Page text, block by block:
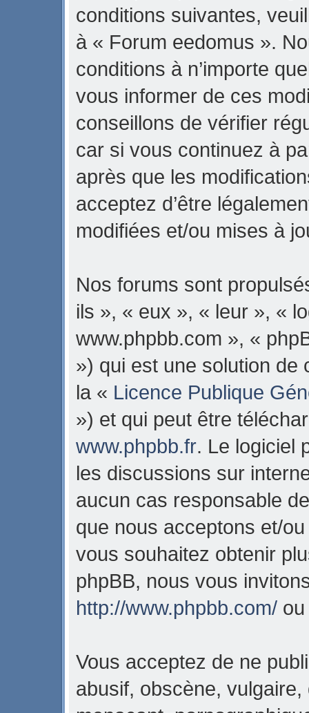
conditions suivantes,
à « Forum eedomus ».
conditions à n’importe
vous informer de ces
conseillons de vérifier
car si vous continuez à
après que les
acceptez d’être
modifiées et/ou mises à
Nos forums sont
ils », « eux », « leur », «
www.phpbb.com », «
») qui est une solution de
la « Licence Publique
») et qui peut être
www.phpbb.fr. Le logiciel
les discussions sur
aucun cas responsable
que nous acceptons et/
vous souhaitez obtenir
phpBB, nous vous
http://www.phpbb.com/
Vous acceptez de ne
abusif, obscène,